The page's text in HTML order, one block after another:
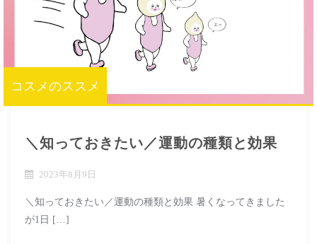
コスメのススメ
＼知っておきたい／運動の種類と効果
2023年8月9日
＼知っておきたい／運動の種類と効果 暑くなってきました
が1日 […]